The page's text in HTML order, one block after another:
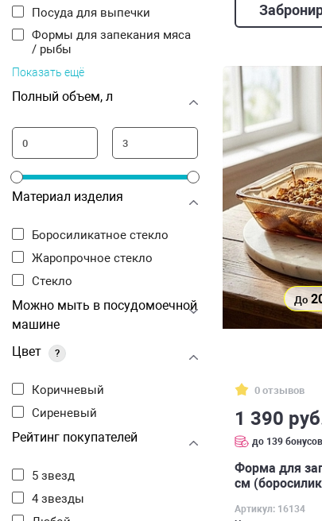
Посуда для выпечки
Формы для запекания мяса
/ рыбы
Показать ещё
Полный объем, л
Материал изделия
Боросиликатное стекло
Жаропрочное стекло
Стекло
Можно мыть в посудомоечной
машине
Цвет
?
Коричневый
Сиреневый
Рейтинг покупателей
5 звезд
4 звезды
До
0 отзывов
1 390
до 139
Форма для
см
Артикул: 16134